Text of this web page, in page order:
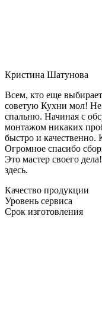
Кристина Шатунова
Всем, кто еще
советую Кухни мол! Не
спальню. Начиная с
монтажом никаких
быстро и
Огромное спасибо
Это мастер своего
здесь.
Качество продукции
Уровень сервиса
Срок изготовления